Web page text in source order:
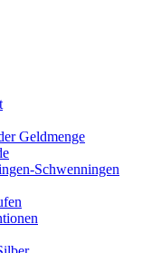
Geldmenge
Schwenningen